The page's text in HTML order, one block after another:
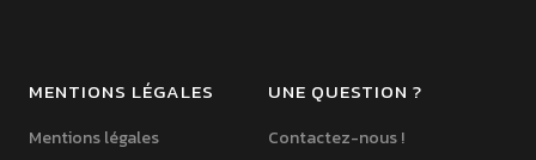
MENTIONS LÉGALES
Mentions légales
UNE QUESTION ?
Contactez-nous !